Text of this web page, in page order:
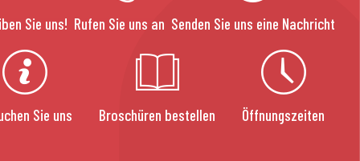
Sie uns! Rufen Sie uns an Senden Sie uns eine Nachricht
Sie uns Broschüren bestellen Öffnungszeiten